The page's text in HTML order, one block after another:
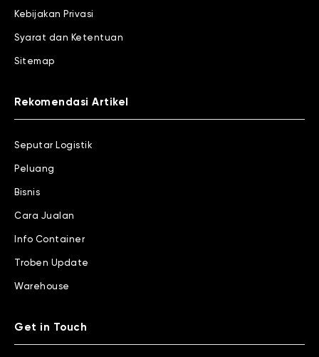
Kebijakan Privasi
Syarat dan Ketentuan
Sitemap
Rekomendasi Artikel
Seputar Logistik
Peluang
Bisnis
Cara Jualan
Info Container
Troben Update
Warehouse
Get in Touch